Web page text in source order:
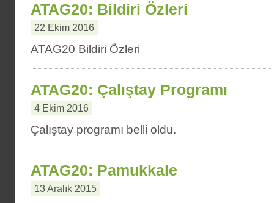
ATAG20: Bildiri Özleri
22 Ekim 2016
ATAG20 Bildiri Özleri
ATAG20: Çalıştay Programı
4 Ekim 2016
Çalıştay programı belli oldu.
ATAG20: Pamukkale
13 Aralık 2015